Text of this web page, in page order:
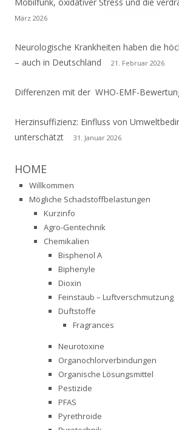
März 2026
Neurologische Krankheiten haben die
– auch in Deutschland
21. Februar 2026
Differenzen mit der WHO-EMF-
Herzinsuffizienz: Einfluss von
unterschätzt
31. Januar 2026
HOME
Willkommen
Mögliche Schadstoffbelastungen
Kurzinfo
Agro-Gentechnik
Chemikalien
Bisphenol A
Biphenyle
Dioxin
Feinstaub – Luftverschmutzung
Duftstoffe
Fragrances
Neurotoxine
Organochlorverbindungen
Organische Lösungsmittel
Pestizide
PFAS
Pyrethroide